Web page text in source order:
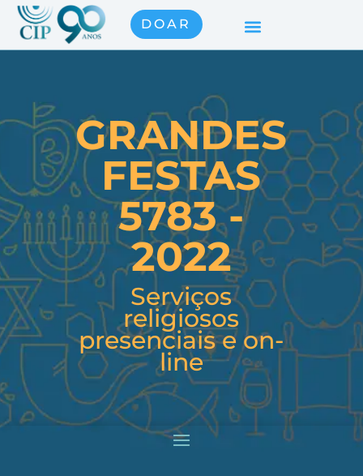
DOAR
GRANDES
FESTAS
5783 -
2022
Serviços
religiosos
presenciais e on-
line